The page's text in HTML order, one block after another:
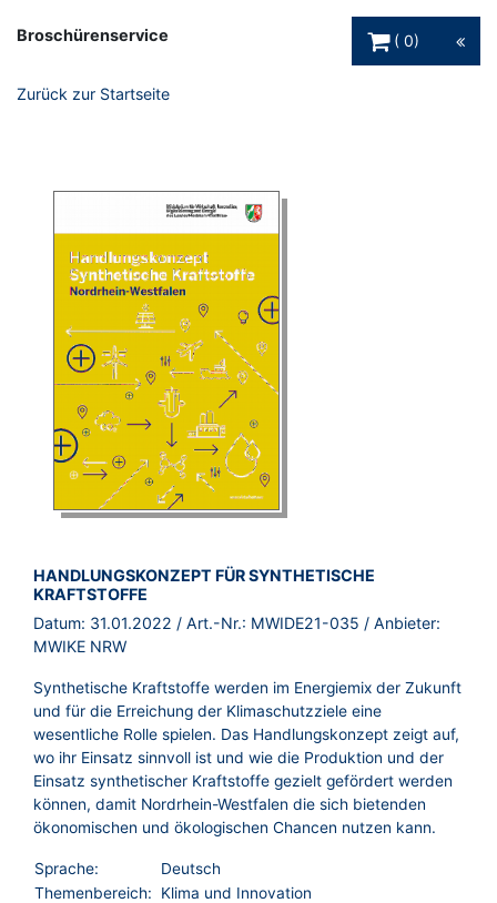
Broschürenservice
0
Zurück zur Startseite
BROSCHÜRE:
HANDLUNGSKONZEPT FÜR SYNTHETISCHE
KRAFTSTOFFE
Datum: 31.01.2022 / Art.-Nr.: MWIDE21-035 / Anbieter:
MWIKE NRW
Synthetische Kraftstoffe werden im Energiemix der Zukunft
und für die Erreichung der Klimaschutzziele eine
wesentliche Rolle spielen. Das Handlungskonzept zeigt auf,
wo ihr Einsatz sinnvoll ist und wie die Produktion und der
Einsatz synthetischer Kraftstoffe gezielt gefördert werden
können, damit Nordrhein-Westfalen die sich bietenden
ökonomischen und ökologischen Chancen nutzen kann.
Sprache:
Deutsch
Themenbereich:
Klima und Innovation